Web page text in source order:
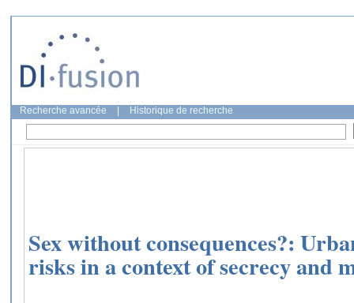
Recherche avancée Historique de recherche
Sex without consequences?:
risks in a context of secrecy and